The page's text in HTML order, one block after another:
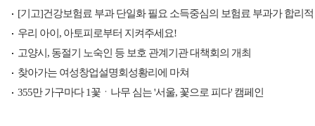
[기고]건강보험료 부과 단일화 필요 소득중심의 보험료 부과가 합리적
우리 아이, 아토피로부터 지켜주세요!
고양시, 동절기 노숙인 등 보호 관계기관 대책회의 개최
찾아가는 여성창업설명회성황리에 마쳐
355만 가구마다 1꽃ㆍ나무 심는 '서울, 꽃으로 피다' 캠페인